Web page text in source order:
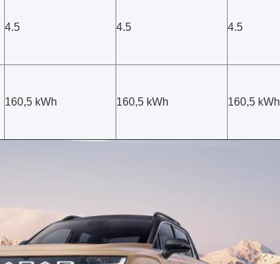
4.5 4.5 4.5
160,5 kWh 160,5 kWh 160,5 kWh